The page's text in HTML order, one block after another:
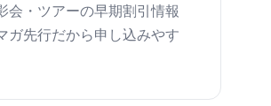
会・ツアーの早期割引情報
ガ先行だから申し込みやす